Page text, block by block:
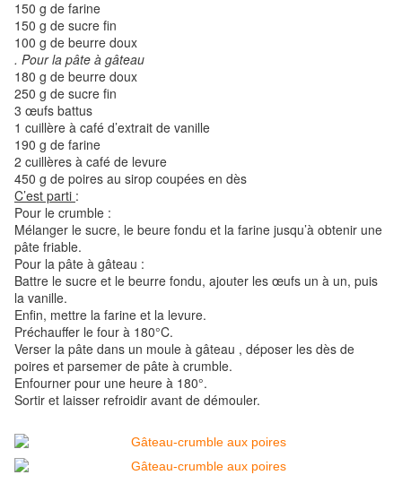
150 g de farine
150 g de sucre fin
100 g de beurre doux
. Pour la pâte à gâteau
180 g de beurre doux
250 g de sucre fin
3 œufs battus
1 cuillère à café d’extrait de vanille
190 g de farine
2 cuillères à café de levure
450 g de poires au sirop coupées en dès
C’est parti :
Pour le crumble :
Mélanger le sucre, le beure fondu et la farine jusqu’à obtenir une
pâte friable.
Pour la pâte à gâteau :
Battre le sucre et le beurre fondu, ajouter les œufs un à un, puis
la vanille.
Enfin, mettre la farine et la levure.
Préchauffer le four à 180°C.
Verser la pâte dans un moule à gâteau , déposer les dès de
poires et parsemer de pâte à crumble.
Enfourner pour une heure à 180°.
Sortir et laisser refroidir avant de démouler.